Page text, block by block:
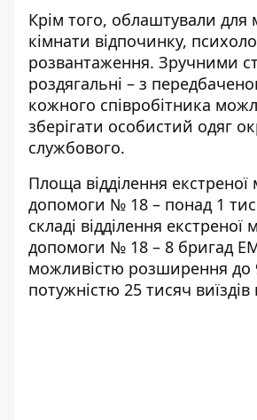
Крім того, облаштували для
кімнати відпочинку,
розвантаження. Зручними
роздягальні – з
кожного співробітника
зберігати особистий одяг
службового.
Площа відділення екстреної
допомоги № 18 – понад 1
складі відділення екстреної
допомоги № 18 – 8 бригад
можливістю розширення до
потужністю 25 тисяч виїздів